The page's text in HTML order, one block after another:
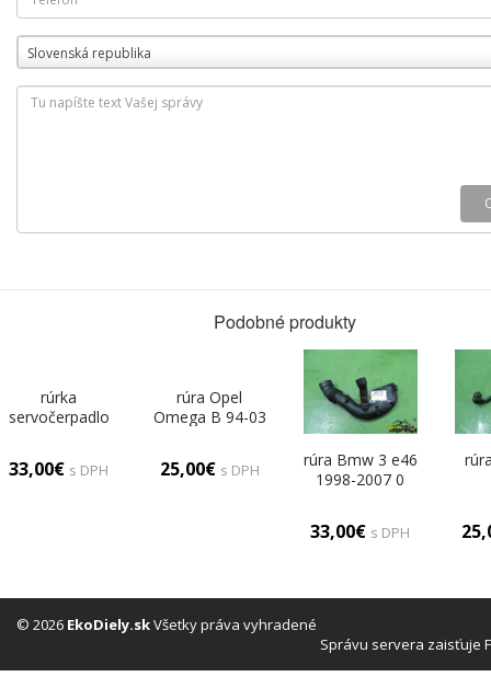
Slovenská republika
Podobné produkty
rúrka
servočerpadlo
33,00€ s DPH
rúra Opel
Omega B 94-03
25,00€ s DPH
rúra Bmw 3 e46
1998-2007 0
33,00€ s DPH
© 2026 EkoDiely.skVšetky práva vyhradené
Správu servera zaisťuje